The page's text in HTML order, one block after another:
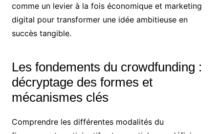
comme un levier à la fois économique et marketing
digital pour transformer une idée ambitieuse en
succès tangible.
Les fondements du crowdfunding :
décryptage des formes et
mécanismes clés
Comprendre les différentes modalités du